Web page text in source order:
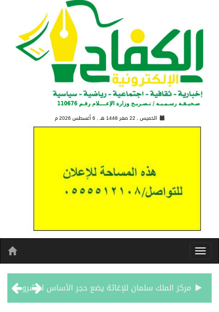
الخميس , 22 صفر 1448 هـ , 6 أغسطس 2026 م
مركز الملك سلمان للإغاثة يضع حجر الأساس لمشروع بناء وإعادة تأهيل 13 مدرسة في محافظتي لحج والضالع